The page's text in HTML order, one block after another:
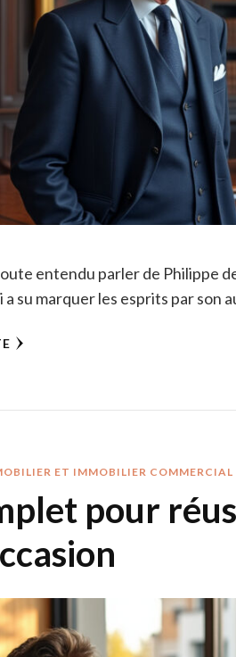
entendu parler de Philippe
su marquer les esprits par son
ET IMMOBILIER COMMERCIAL
pour